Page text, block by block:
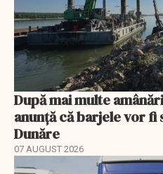
După mai multe
anunță că barjele vor fi
Dunăre
07 AUGUST 2026